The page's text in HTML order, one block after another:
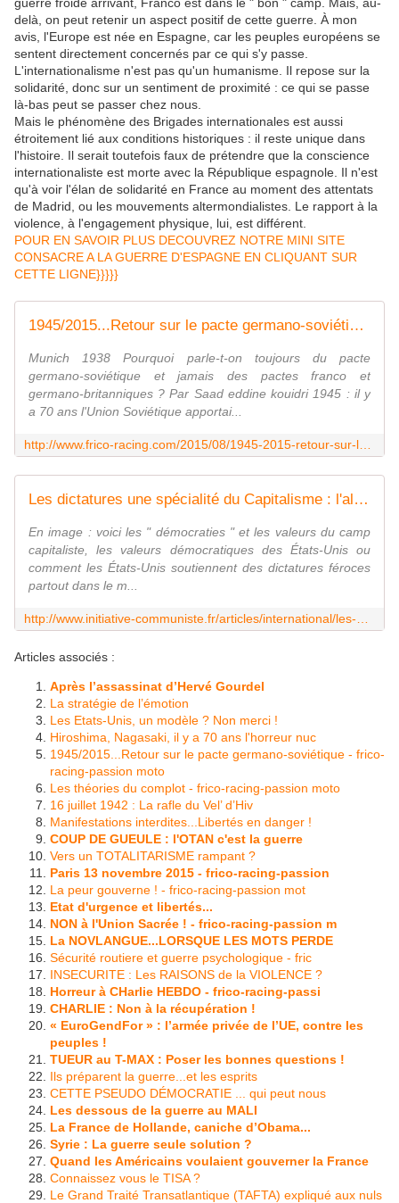
delà, on peut retenir un aspect positif de cette guerre. À mon
avis, l'Europe est née en Espagne, car les peuples européens se
sentent directement concernés par ce qui s'y passe.
L'internationalisme n'est pas qu'un humanisme. Il repose sur la
solidarité, donc sur un sentiment de proximité : ce qui se passe
là-bas peut se passer chez nous.
Mais le phénomène des Brigades internationales est aussi
étroitement lié aux conditions historiques : il reste unique dans
l'histoire. Il serait toutefois faux de prétendre que la conscience
internationaliste est morte avec la République espagnole. Il n'est
qu'à voir l'élan de solidarité en France au moment des attentats
de Madrid, ou les mouvements altermondialistes. Le rapport à la
violence, à l'engagement physique, lui, est différent.
POUR EN SAVOIR PLUS DECOUVREZ NOTRE MINI SITE
CONSACRE A LA GUERRE D'ESPAGNE EN CLIQUANT SUR
CETTE LIGNE}}}}}
1945/2015...Retour sur le pacte germano-soviétique - frico-racing-passion moto
Munich 1938 Pourquoi parle-t-on toujours du pacte
germano-soviétique et jamais des pactes franco et
germano-britanniques ? Par Saad eddine kouidri 1945 : il y
a 70 ans l'Union Soviétique apportai...
Les dictatures une spécialité du Capitalisme : l'album vidéo des dictateurs made in USA ! - INITIATIVE COMMUNISTE
En image : voici les " démocraties " et les valeurs du camp
capitaliste, les valeurs démocratiques des États-Unis ou
comment les États-Unis soutiennent des dictatures féroces
partout dans le m...
Articles associés :
Après l’assassinat d’Hervé Gourdel
La stratégie de l’émotion
Les Etats-Unis, un modèle ? Non merci !
Hiroshima, Nagasaki, il y a 70 ans l'horreur nuc
1945/2015...Retour sur le pacte germano-soviétique - frico-
racing-passion moto
Les théories du complot - frico-racing-passion moto
16 juillet 1942 : La rafle du Vel’ d’Hiv
Manifestations interdites...Libertés en danger !
COUP DE GUEULE : l'OTAN c'est la guerre
Vers un TOTALITARISME rampant ?
Paris 13 novembre 2015 - frico-racing-passion
La peur gouverne ! - frico-racing-passion mot
Etat d'urgence et libertés...
NON à l'Union Sacrée ! - frico-racing-passion m
La NOVLANGUE...LORSQUE LES MOTS PERDE
Sécurité routiere et guerre psychologique - fric
INSECURITE : Les RAISONS de la VIOLENCE ?
Horreur à CHarlie HEBDO - frico-racing-passi
CHARLIE : Non à la récupération !
« EuroGendFor » : l’armée privée de l’UE, contre les
peuples !
TUEUR au T-MAX : Poser les bonnes questions !
Ils préparent la guerre...et les esprits
CETTE PSEUDO DÉMOCRATIE ... qui peut nous
Les dessous de la guerre au MALI
La France de Hollande, caniche d’Obama...
Syrie : La guerre seule solution ?
Quand les Américains voulaient gouverner la France
Connaissez vous le TISA ?
Le Grand Traité Transatlantique (TAFTA) expliqué aux nuls